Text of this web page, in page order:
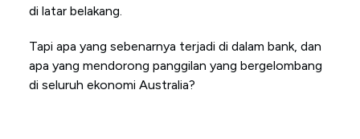
di latar belakang.
Tapi apa yang sebenarnya terjadi di dalam bank, dan
apa yang mendorong panggilan yang bergelombang
di seluruh ekonomi Australia?